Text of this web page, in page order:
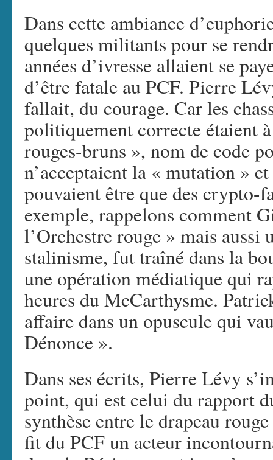
Dans cette ambiance
quelques militants pour se
années d’ivresse allaient se
d’être fatale au PCF. Pierre
fallait, du courage. Car les
politiquement correcte étaient
rouges-bruns », nom de code
n’acceptaient la « mutation »
pouvaient être que des crypto-
exemple, rappelons comment
l’Orchestre rouge » mais
stalinisme, fut traîné dans la
une opération médiatique qui
heures du McCarthysme.
affaire dans un opuscule qui
Dénonce ».
Dans ses écrits, Pierre Lévy
point, qui est celui du rapport
synthèse entre le drapeau
fit du PCF un acteur